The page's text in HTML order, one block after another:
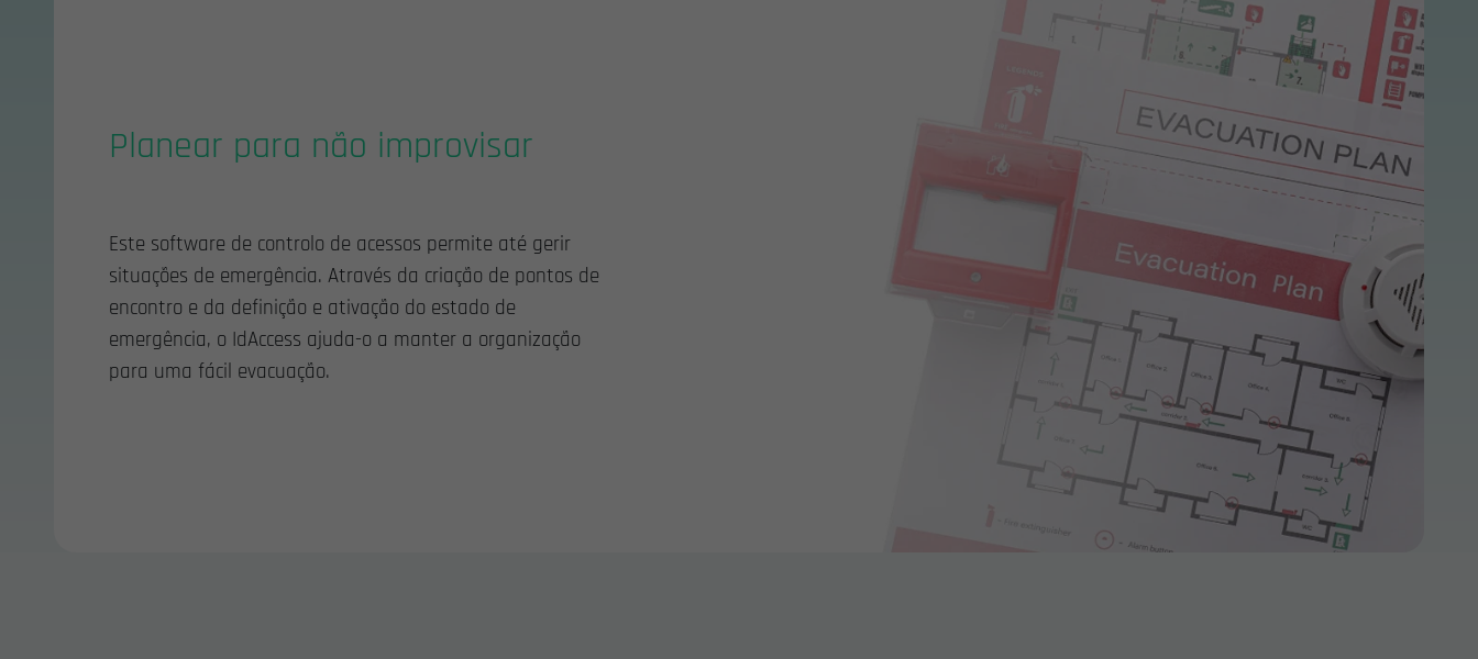
Planear para não improvisar
Este software de controlo de acessos permite até gerir
situações de emergência. Através da criação de pontos de
encontro e da definição e ativação do estado de
emergência, o IdAccess ajuda-o a manter a organização
para uma fácil evacuação.